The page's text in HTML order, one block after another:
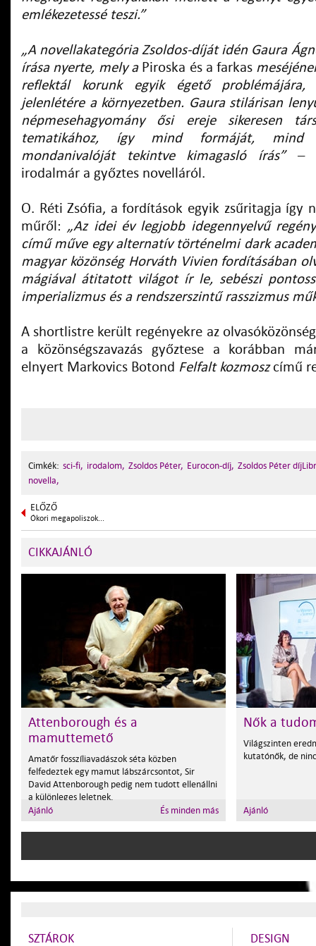
emlékezetessé teszi.”
„A novellakategória Zsoldos-díját idén Gaura
írása nyerte, mely a Piroska és a farkas
reflektál korunk egyik égető
jelenlétére a környezetben. Gaura stilárisan
népmesehagyomány ősi ereje sikeresen
tematikához, így mind formáját, mind
mondanivalóját tekintve kimagasló írás”–
irodalmár a győztes novelláról.
O. Réti Zsófia, a fordítások egyik zsűritagja így
műről: „Az idei év legjobb idegennyelvű
című műve egy alternatív történelmi dark
magyar közönség Horváth Vivien fordításában
mágiával átitatott világot ír le, sebészi
imperializmus és a rendszerszintű rasszizmus
A shortlistre került regényekre az
a közönségszavazás győztese a korábban
elnyert Markovics Botond Felfalt kozmoszcímű
Cimkék: sci-fi, irodalom, Zsoldos Péter, Eurocon-díj, Zsoldos Péter
novella,
ELŐZŐ
Ókori megapoliszok...
CIKKAJÁNLÓ
Attenborough és a
mamuttemető
Amatőr fosszíliavadászok séta közben
felfedeztek egy mamut lábszárcsontot, Sir
David Attenborough pedig nem tudott ellenállni
a különleges leletnek.
Ajánló
És minden más
Nők a
Világszinten
kutatónők, de
Ajánló
SZTÁROK DESIGN